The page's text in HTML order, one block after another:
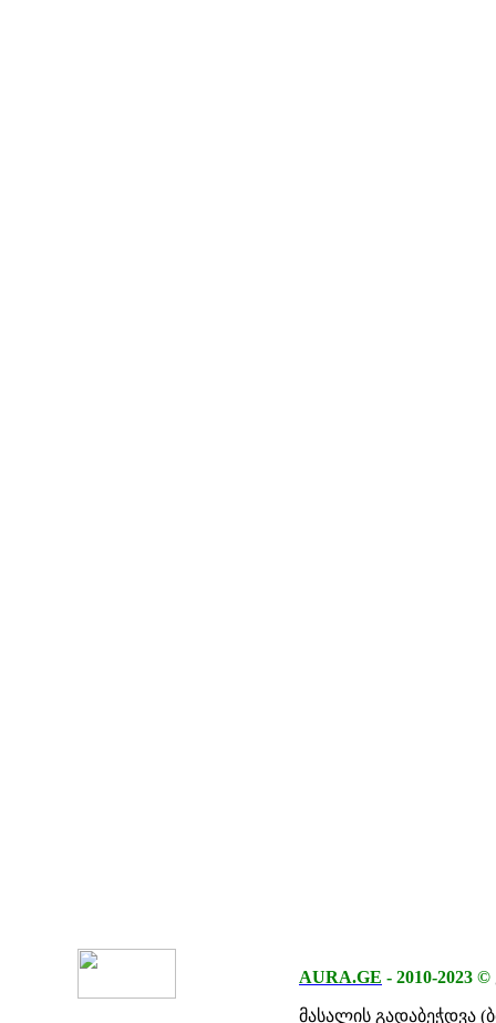
AURA.GE - 2010-2023 ©
მასალის გადაბეჭდვა